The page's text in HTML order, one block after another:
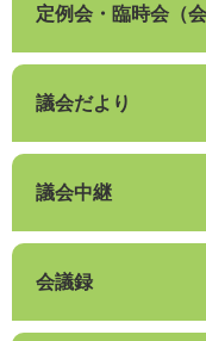
定例会・臨時会（
議会だより
議会中継
会議録